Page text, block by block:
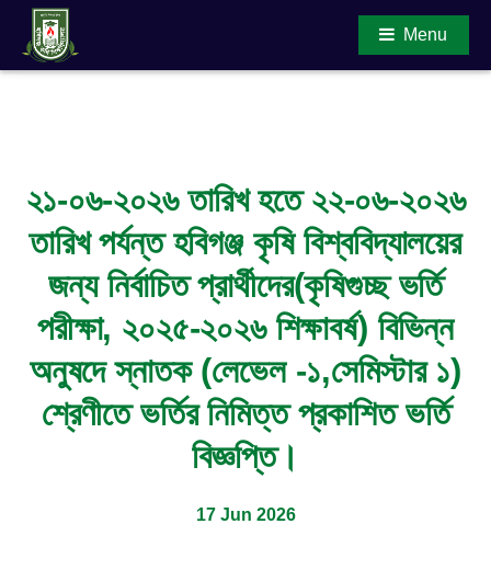
Menu
২১-০৬-২০২৬ তারিখ হতে ২২-০৬-২০২৬
তারিখ পর্যন্ত হবিগঞ্জ কৃষি বিশ্ববিদ্যালয়ের
জন্য নির্বাচিত প্রার্থীদের(কৃষিগুচ্ছ ভর্তি
পরীক্ষা, ২০২৫-২০২৬ শিক্ষাবর্ষ) বিভিন্ন
অনুষদে স্নাতক (লেভেল -১,সেমিস্টার ১)
শ্রেণীতে ভর্তির নিমিত্ত প্রকাশিত ভর্তি
বিজ্ঞপ্তি।
17 Jun 2026